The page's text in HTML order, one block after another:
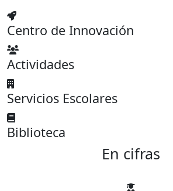
Centro de Innovación
Actividades
Servicios Escolares
Biblioteca
En cifras